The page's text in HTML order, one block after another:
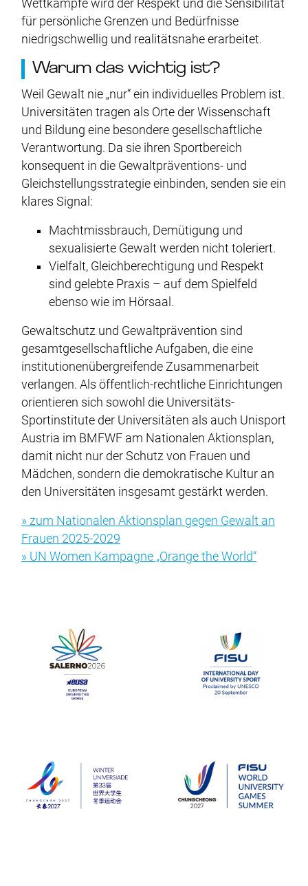
Wettkämpfe wird der Respekt und die Sensibilität
für persönliche Grenzen und Bedürfnisse
niedrigschwellig und realitätsnahe erarbeitet.
Warum das wichtig ist?
Weil Gewalt nie „nur“ ein individuelles Problem ist.
Universitäten tragen als Orte der Wissenschaft
und Bildung eine besondere gesellschaftliche
Verantwortung. Da sie ihren Sportbereich
konsequent in die Gewaltpräventions- und
Gleichstellungsstrategie einbinden, senden sie ein
klares Signal:
Machtmissbrauch, Demütigung und
sexualisierte Gewalt werden nicht toleriert.
Vielfalt, Gleichberechtigung und Respekt
sind gelebte Praxis – auf dem Spielfeld
ebenso wie im Hörsaal.
Gewaltschutz und Gewaltprävention sind
gesamtgesellschaftliche Aufgaben, die eine
institutionenübergreifende Zusammenarbeit
verlangen. Als öffentlich-rechtliche Einrichtungen
orientieren sich sowohl die Universitäts-
Sportinstitute der Universitäten als auch Unisport
Austria im BMFWF am Nationalen Aktionsplan,
damit nicht nur der Schutz von Frauen und
Mädchen, sondern die demokratische Kultur an
den Universitäten insgesamt gestärkt werden.
» zum Nationalen Aktionsplan gegen Gewalt an
Frauen 2025-2029
» UN Women Kampagne „Orange the World“